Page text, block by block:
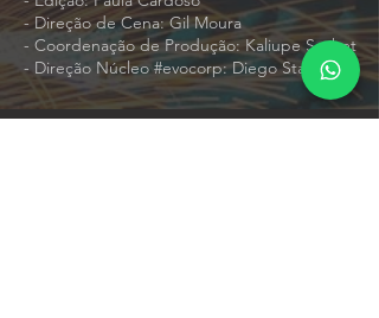
- Direção de Cena: Gil Moura
- Coordenação de Produção: Kaliupe Sachet
- Direção Núcleo #evocorp: Diego Stavitzki